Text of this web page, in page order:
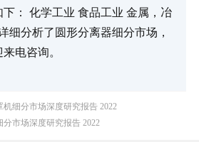
： 化学工业 食品工业 金属，冶
细分析了圆形分离器细分市场，
电咨询。
机细分市场深度研究报告 2022
市场深度研究报告 2022